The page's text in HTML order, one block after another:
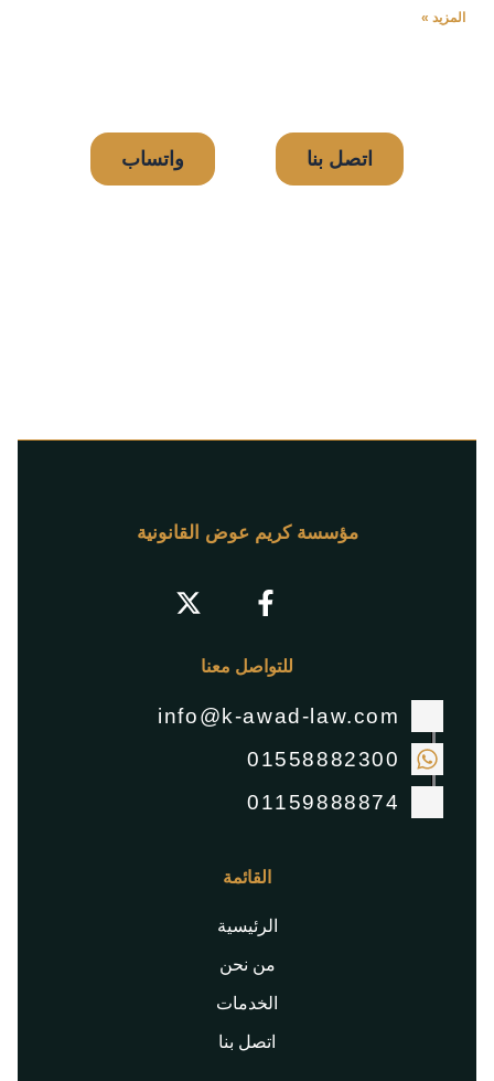
المزيد »
واتساب اتصل بنا
مؤسسة كريم عوض القانونية
للتواصل معنا
info@k-awad-law.com
01558882300
01159888874
القائمة
الرئيسية
من نحن
الخدمات
اتصل بنا